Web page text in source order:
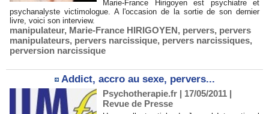
Marie-France Hirigoyen est psychiatre et
psychanalyste victimologue. A l'occasion de la sortie de son dernier
livre, voici son interview.
manipulateur, Marie-France HIRIGOYEN, pervers, pervers
manipulateurs, pervers narcissique, pervers narcissiques,
perversion narcissique
Addict, accro au sexe, pervers...
Psychotherapie.fr | 17/05/2011 |
Revue de Presse